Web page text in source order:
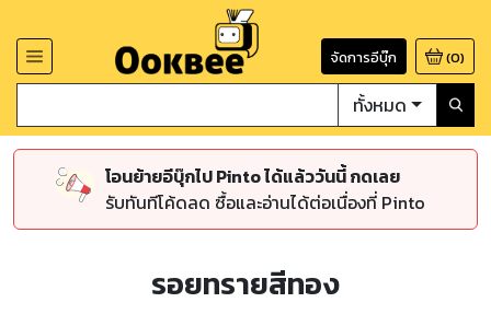
จัดการอีบุ๊ก (0)
ทั้งหมด
โอนย้ายอีบุ๊กไป Pinto ได้แล้ววันนี้ กดเลย
รับทันทีโค้ดลด ซื้อและอ่านได้ต่อเนื่องที่ Pinto
รอยทรายสีทอง